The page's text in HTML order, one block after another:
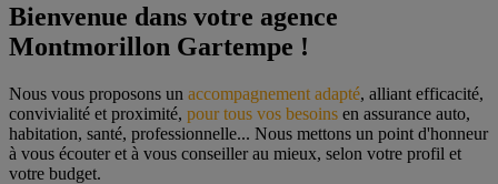
Bienvenue dans votre agence
Montmorillon Gartempe !
Nous vous proposons un accompagnement adapté, alliant efficacité,
convivialité et proximité, pour tous vos besoins en assurance auto,
habitation, santé, professionnelle... Nous mettons un point d'honneur
à vous écouter et à vous conseiller au mieux, selon votre profil et
votre budget.